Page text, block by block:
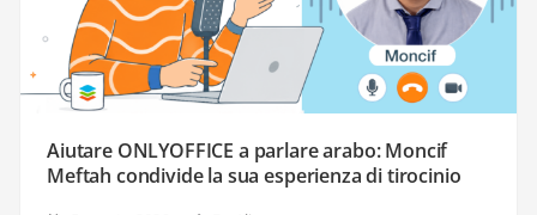
Aiutare ONLYOFFICE a parlare arabo: Moncif
Meftah condivide la sua esperienza di tirocinio